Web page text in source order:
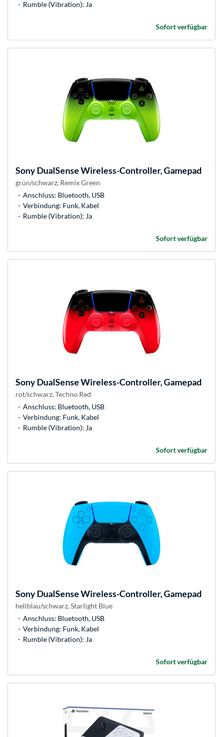
Rumble (Vibration): Ja
Sofort verfügbar
SonyDualSense Wireless-Controller, Gamepad
grün/schwarz, Remix Green
Anschluss: Bluetooth, USB
Verbindung: Funk, Kabel
Rumble (Vibration): Ja
Sofort verfügbar
SonyDualSense Wireless-Controller, Gamepad
rot/schwarz, Techno Red
Anschluss: Bluetooth, USB
Verbindung: Funk, Kabel
Rumble (Vibration): Ja
Sofort verfügbar
SonyDualSense Wireless-Controller, Gamepad
hellblau/schwarz, Starlight Blue
Anschluss: Bluetooth, USB
Verbindung: Funk, Kabel
Rumble (Vibration): Ja
Sofort verfügbar